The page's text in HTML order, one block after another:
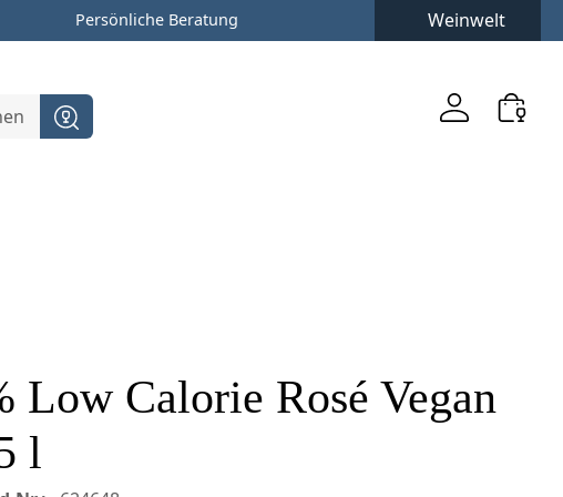
Persönliche Beratung Weinwelt
Low Calorie Rosé Vegan
l